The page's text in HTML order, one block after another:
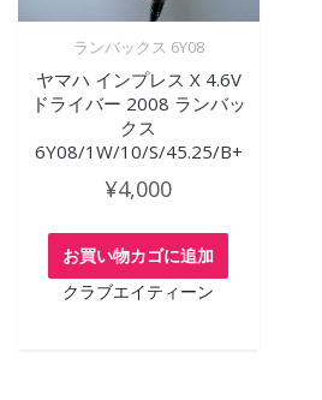
ランバックス 6Y08
ヤマハ インプレス X 4.6V
ドライバー 2008 ランバッ
クス
6Y08/1W/10/S/45.25/B+
¥4,000
お買い物カゴに追加
クラブエイティーン